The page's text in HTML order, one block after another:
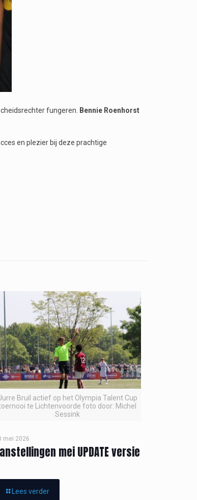
fungeren. Bennie Roenhorst
en plezier bij deze prachtige
Bruil actief op het Olympia Talent Cup
te Lichtenvoorde foto door: Michel
Sessink
mei 2026
mei UPDATE versie
Lees verder